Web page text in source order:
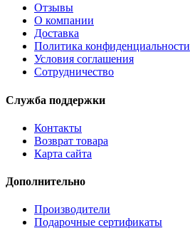
Отзывы
О компании
Доставка
Политика конфиденциальности
Условия соглашения
Сотрудничество
Служба поддержки
Контакты
Возврат товара
Карта сайта
Дополнительно
Производители
Подарочные сертификаты